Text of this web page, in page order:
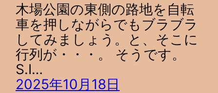
木場公園の東側の路地を自転
車を押しながらでもブラブラ
してみましょう。と、そこに
行列が・・・。 そうです。
S.I…
2025年10月18日